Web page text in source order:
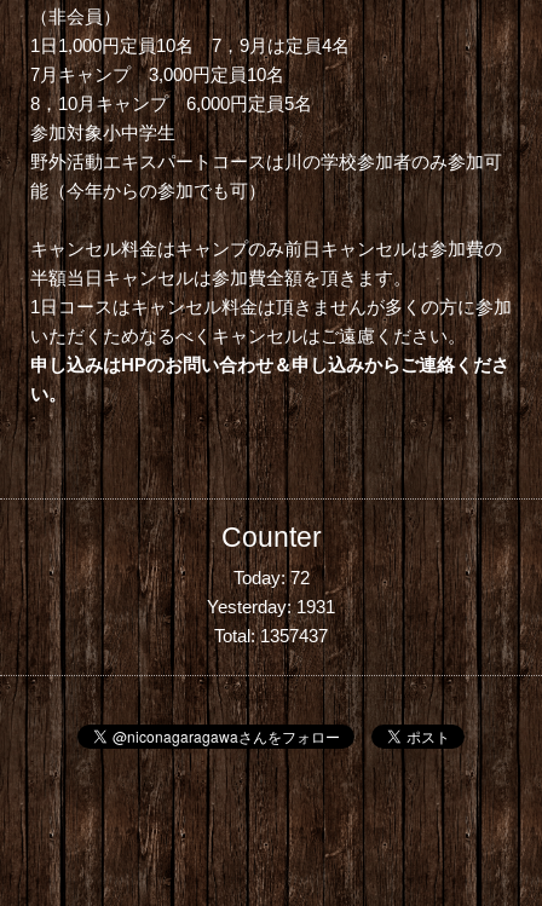
（非会員）
1日1,000円定員10名 7，9月は定員4名
7月キャンプ 3,000円定員10名
8，10月キャンプ 6,000円定員5名
参加対象小中学生
野外活動エキスパートコースは川の学校参加者のみ参加可
能（今年からの参加でも可）
キャンセル料金はキャンプのみ前日キャンセルは参加費の
半額当日キャンセルは参加費全額を頂きます。
1日コースはキャンセル料金は頂きませんが多くの方に参加
いただくためなるべくキャンセルはご遠慮ください。
申し込みはHPのお問い合わせ＆申し込みからご連絡くださ
い。
Counter
Today:72
Yesterday:1931
Total:1357437